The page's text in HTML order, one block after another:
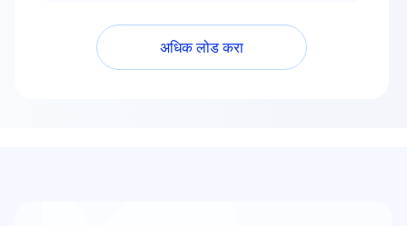
अधिक लोड करा